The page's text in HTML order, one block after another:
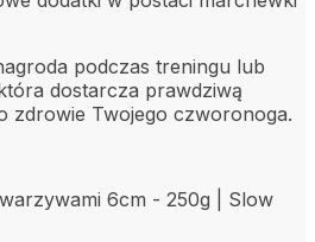
podczas treningu lub
dostarcza prawdziwą
zdrowie Twojego czworonoga.
6cm - 250g | Slow